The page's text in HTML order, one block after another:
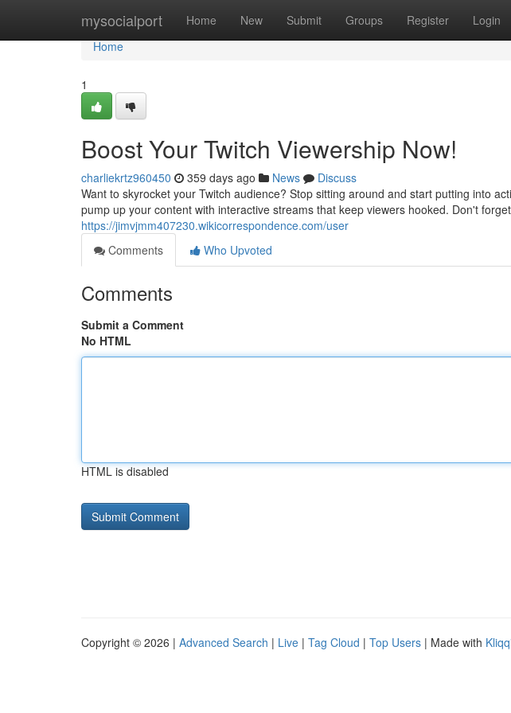
mysocialport Home New Submit Groups Register Login
Home
Home
1
Boost Your Twitch Viewership Now!
charliekrtz960450 359 days ago News
Discuss
Want to skyrocket your Twitch audience? Stop sitting around and start putting into
pump up your content with interactive streams that keep viewers hooked. Don't forget
https://jimvjmm407230.wikicorrespondence.com/user
Comments
Who Upvoted
Comments
Submit a Comment
No HTML
HTML is disabled
Copyright © 2026 | Advanced Search | Live | Tag Cloud | Top Users | Made with